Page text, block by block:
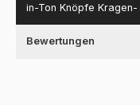
in-Ton Knöpfe
Bewertungen